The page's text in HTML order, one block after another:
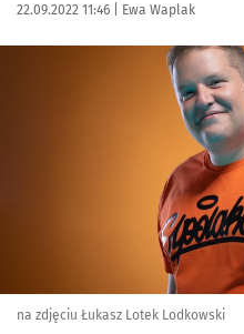
Data publikacji:
22.09.2022 11:46 | Autor:
Ewa Waplak
Kliknij, aby powiększyć
na zdjęciu Łukasz Lotek Lodkowski